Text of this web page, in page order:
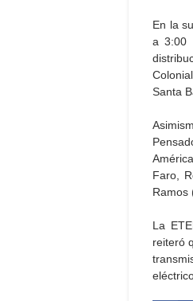
En la
a 3:00
Santa
Faro,
Ramos
La
reiteró